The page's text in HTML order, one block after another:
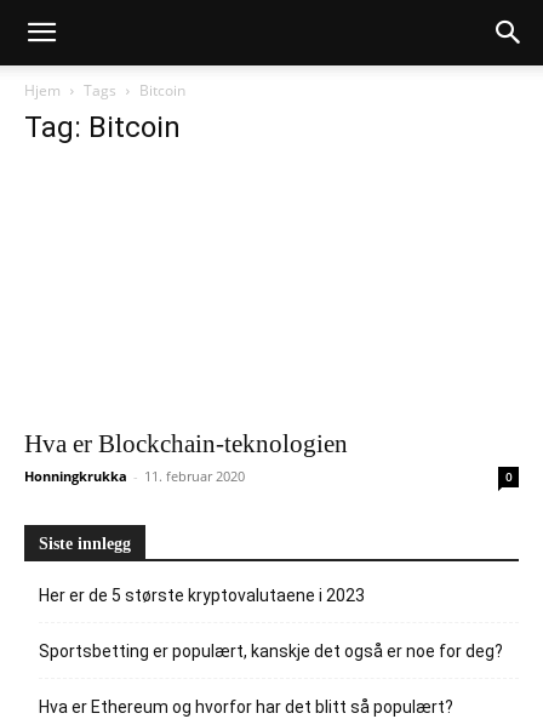
Hjem Tags Bitcoin
Tag: Bitcoin
Hva er Blockchain-teknologien
Honningkrukka - 11. februar 2020 0
Siste innlegg
Her er de 5 største kryptovalutaene i 2023
Sportsbetting er populært, kanskje det også er noe for deg?
Hva er Ethereum og hvorfor har det blitt så populært?